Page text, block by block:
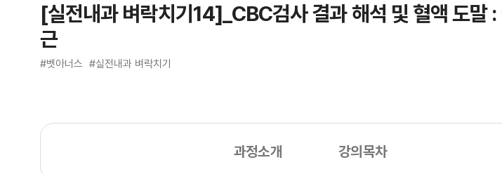
[실전내과 벼락치기14]_CBC검사 결과 해석 및 혈액 도말 :
근
#벳아너스 #실전내과 벼락치기
과정소개 강의목차